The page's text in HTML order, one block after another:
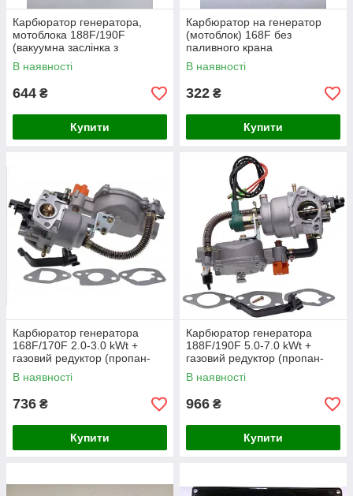
Карбюратор генератора,
мотоблока 188F/190F
(вакуумна заслінка з
електроклапаном)
В наявності
644 ₴
Купити
Карбюратор на генератор
(мотоблок) 168F без
паливного крана
В наявності
322 ₴
Купити
Карбюратор генератора
168F/170F 2.0-3.0 kWt +
газовий редуктор (пропан-
бутан)
В наявності
736 ₴
Купити
Карбюратор генератора
188F/190F 5.0-7.0 kWt +
газовий редуктор (пропан-
бутан)
В наявності
966 ₴
Купити